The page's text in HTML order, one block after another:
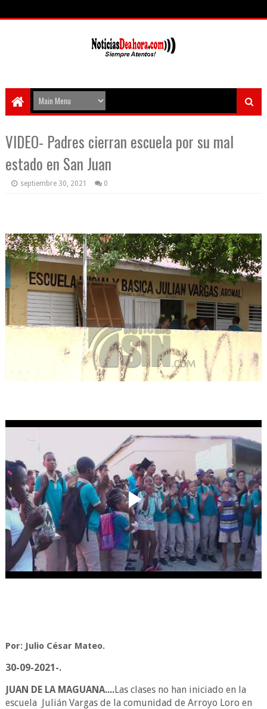
VIDEO- Padres cierran escuela por su mal
estado en San Juan
septiembre 30, 2021 0
Por: Julio César Mateo.
30-09-2021-.
JUAN DE LA MAGUANA....Las clases no han iniciado en la
escuela Julián Vargas de la comunidad de Arroyo Loro en